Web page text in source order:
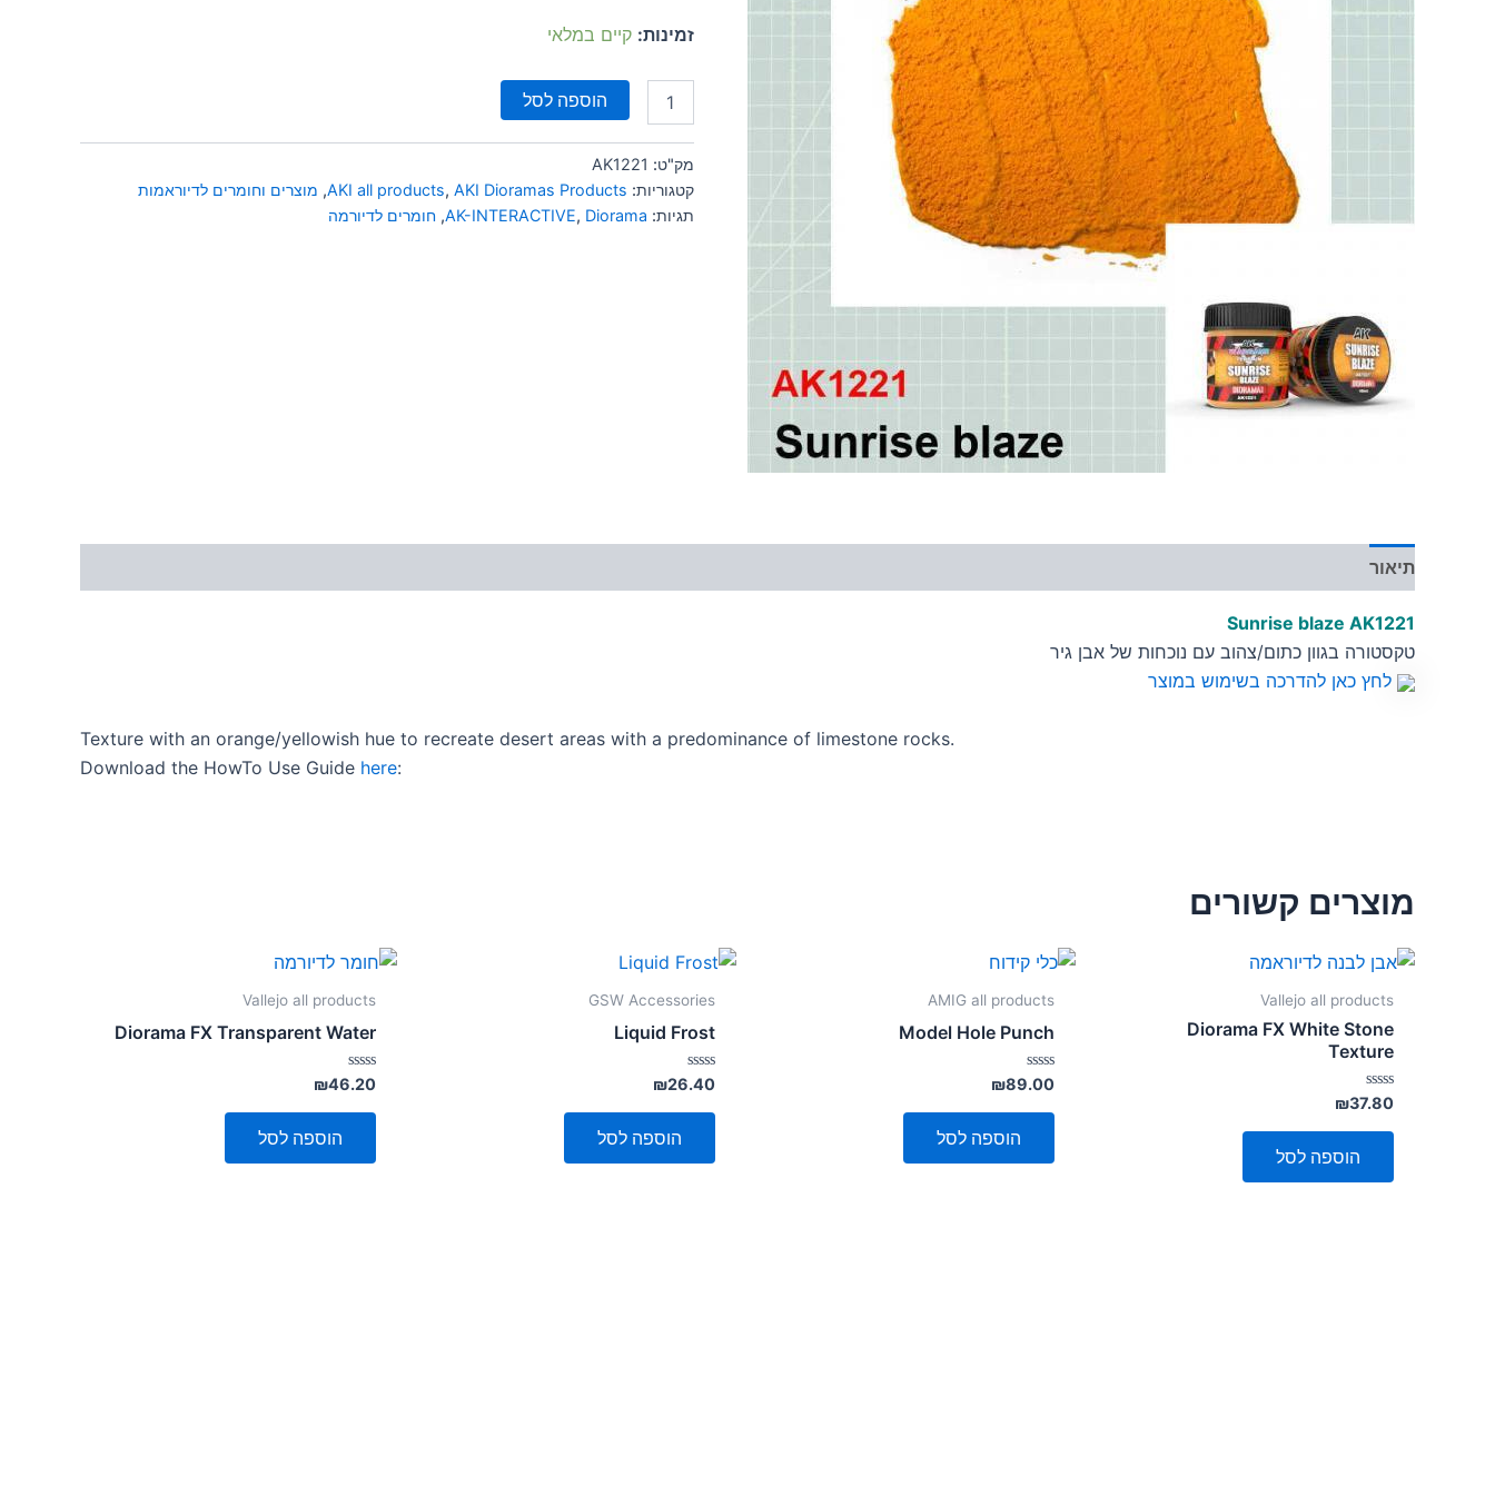
זמינות: קיים במלאי
הוספה לסל
מק"ט: AK1221
קטגוריות:
AKI all products, AKI Dioramas Products
, מוצרים וחומרים לדיוראמות
תגיות:
AK-INTERACTIVE, Diorama
, חומרים לדיורמה
תיאור
Sunrise blaze AK1221
טקסטורה בגוון כתום/צהוב עם נוכחות של אבן גיר
לחץ כאן להדרכה בשימוש במוצר
Texture with an orange/yellowish hue to recreate desert areas with a predominance of limestone rocks.
Download the HowTo Use Guide here:
מוצרים קשורים
Vallejo all products
Diorama FX White Stone
Texture
דורג
0
מתוך
₪37.80
הוספה לסל
AMIG all products
Model Hole Punch
דורג
0
מתוך
₪89.00
הוספה לסל
GSW Accessories
Liquid Frost
דורג
0
מתוך
₪26.40
הוספה לסל
Vallejo all products
Diorama FX Transparent Water
דורג
0
מתוך
₪46.20
הוספה לסל